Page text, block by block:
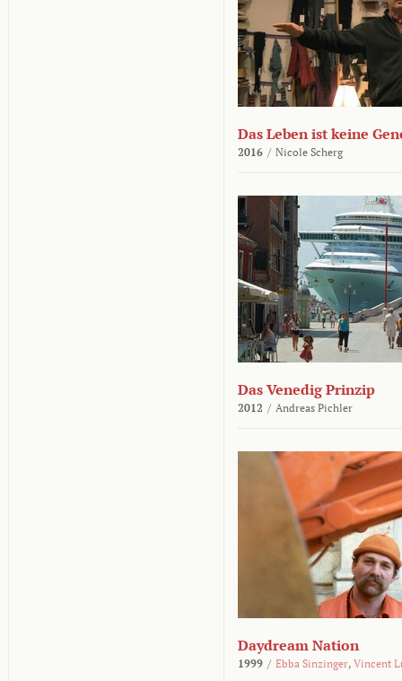
Das Leben ist keine
2016 / Nicole Scherg
Das Venedig Prinzip
2012 / Andreas Pichler
Daydream Nation
1999 / Ebba Sinzinger, Vincent